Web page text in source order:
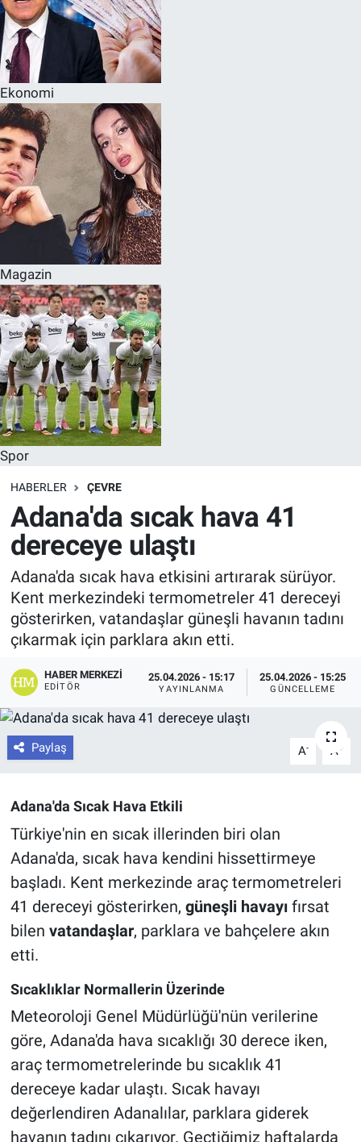
Ekonomi
Magazin
Spor
HABERLER ÇEVRE
Adana'da sıcak hava 41
dereceye ulaştı
Adana'da sıcak hava etkisini artırarak sürüyor.
Kent merkezindeki termometreler 41 dereceyi
gösterirken, vatandaşlar güneşli havanın tadını
çıkarmak için parklara akın etti.
HABER MERKEZI
EDITÖR
25.04.2026 - 15:17
YAYINLANMA
25.04.2026 - 15:25
GÜNCELLEME
Paylaş A- A +
Adana'da Sıcak Hava Etkili
Türkiye'nin en sıcak illerinden biri olan
Adana'da, sıcak hava kendini hissettirmeye
başladı. Kent merkezinde araç termometreleri
41 dereceyi gösterirken, güneşli havayıfırsat
bilen vatandaşlar, parklara ve bahçelere akın
etti.
Sıcaklıklar Normallerin Üzerinde
Meteoroloji Genel Müdürlüğü'nün verilerine
göre, Adana'da hava sıcaklığı 30 derece iken,
araç termometrelerinde bu sıcaklık 41
dereceye kadar ulaştı. Sıcak havayı
değerlendiren Adanalılar, parklara giderek
havanın tadını çıkarıyor. Geçtiğimiz haftalarda